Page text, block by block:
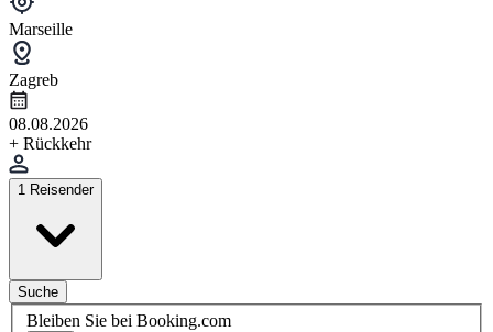
Marseille
Zagreb
08.08.2026
+ Rückkehr
1 Reisender
Suche
Bleiben Sie bei Booking.com